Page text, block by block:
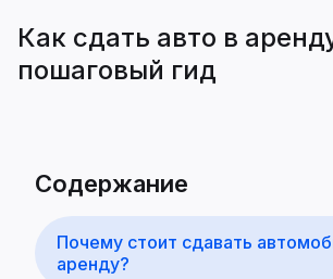
Как сдать авто в
пошаговый гид
Содержание
Почему стоит сдавать
аренду?